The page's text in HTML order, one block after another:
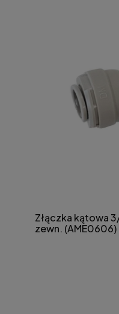
Złączka kątowa
zewn. (AME0606)